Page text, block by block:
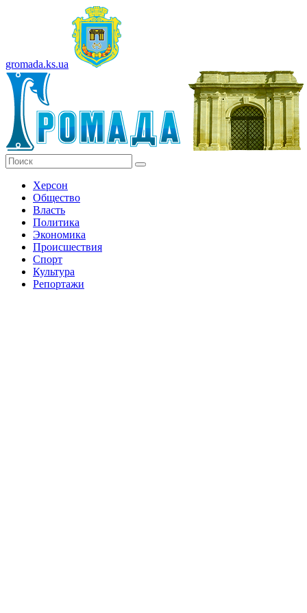
gromada.ks.ua
Херсон
Общество
Власть
Политика
Экономика
Происшествия
Спорт
Культура
Репортажи